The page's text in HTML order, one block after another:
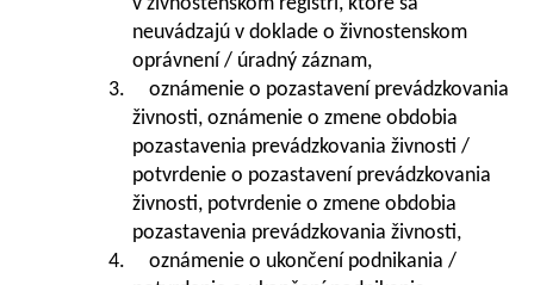
neuvádzajú v doklade o živnostenskom
oprávnení / úradný záznam,
3. oznámenie o pozastavení prevádzkovania
živnosti, oznámenie o zmene obdobia
pozastavenia prevádzkovania živnosti /
potvrdenie o pozastavení prevádzkovania
živnosti, potvrdenie o zmene obdobia
pozastavenia prevádzkovania živnosti,
4. oznámenie o ukončení podnikania /